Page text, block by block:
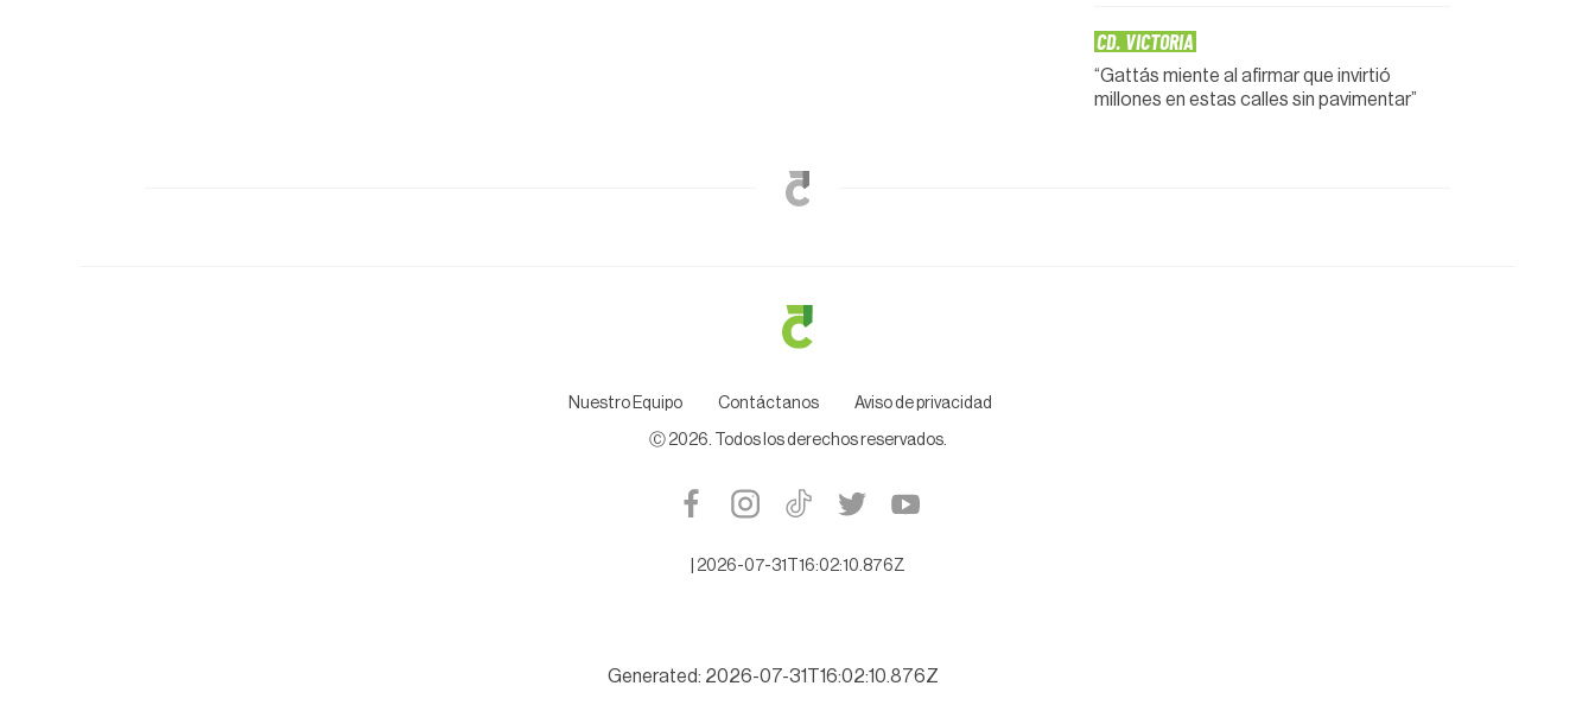
CD. VICTORIA
“Gattás miente al afirmar que invirtió
millones en estas calles sin pavimentar”
Nuestro Equipo Contáctanos Aviso de privacidad
Ⓒ 2026 . Todos los derechos reservados.
2026-07-31T16:02:10.876Z
Generated: 2026-07-31T16:02:10.876Z